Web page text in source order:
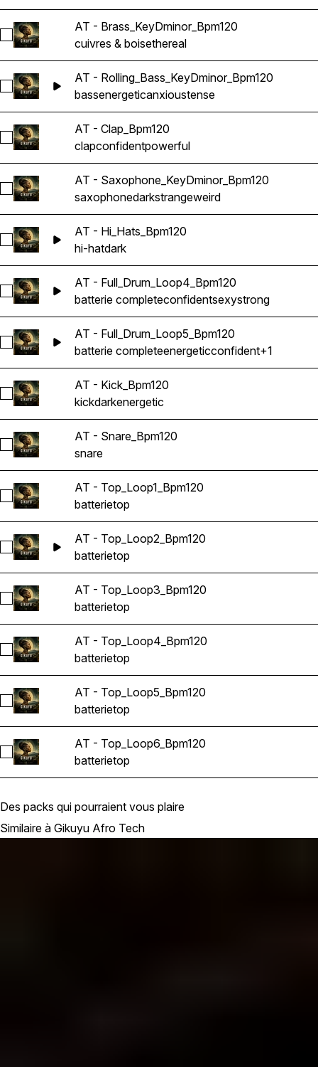
Sélectionnez AT - Brass_KeyDminor_Bpm120
AT - Brass_KeyDminor_Bpm120
cuivres & boisethereal
Sélectionnez AT - Rolling_Bass_KeyDminor_Bpm120
AT - Rolling_Bass_KeyDminor_Bpm120
bassenergeticanxioustense
Sélectionnez AT - Clap_Bpm120
AT - Clap_Bpm120
clapconfidentpowerful
Sélectionnez AT - Saxophone_KeyDminor_Bpm120
AT - Saxophone_KeyDminor_Bpm120
saxophonedarkstrangeweird
Sélectionnez AT - Hi_Hats_Bpm120
AT - Hi_Hats_Bpm120
hi-hatdark
Sélectionnez AT - Full_Drum_Loop4_Bpm120
AT - Full_Drum_Loop4_Bpm120
batterie completeconfidentsexystrong
Sélectionnez AT - Full_Drum_Loop5_Bpm120
AT - Full_Drum_Loop5_Bpm120
batterie completeenergeticconfident+1
Sélectionnez AT - Kick_Bpm120
AT - Kick_Bpm120
kickdarkenergetic
Sélectionnez AT - Snare_Bpm120
AT - Snare_Bpm120
snare
Sélectionnez AT - Top_Loop1_Bpm120
AT - Top_Loop1_Bpm120
batterietop
Sélectionnez AT - Top_Loop2_Bpm120
AT - Top_Loop2_Bpm120
batterietop
Sélectionnez AT - Top_Loop3_Bpm120
AT - Top_Loop3_Bpm120
batterietop
Sélectionnez AT - Top_Loop4_Bpm120
AT - Top_Loop4_Bpm120
batterietop
Sélectionnez AT - Top_Loop5_Bpm120
AT - Top_Loop5_Bpm120
batterietop
Sélectionnez AT - Top_Loop6_Bpm120
AT - Top_Loop6_Bpm120
batterietop
Des packs qui pourraient vous plaire
Similaire à Gikuyu Afro Tech